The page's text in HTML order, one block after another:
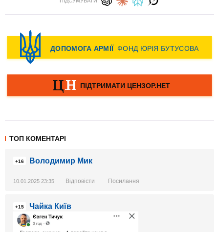
ТОП КОМЕНТАРІ
+16 Володимир Мик
10.01.2025 23:35 Відповісти Посилання
+15 Чайка Київ